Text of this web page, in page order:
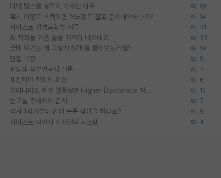
미박 탑스쿨 유학이 빡세진 이유 19
혹시 이정도 스펙이면 어느정도 잡고 준비해야하나요? 14
카이스트 경영공학부 서류 31
AI 학회들 거품 슬슬 지적이 나오네요 33
근데 여기는 왜 그렇게 SPK를 물어보는거임? 19
면접 복장 9
편입생 학부연구생 질문 7
세컨티어 학회의 위상 6
우리나라도 학구 열풍보면 Higher Doctorate 학위가 필요하다고 봅니다. 14
연구실 후배와의 관계 7
석사 1학기부터 원래 논문 작성을 하나요? 9
카이스트 뇌인지 사전컨택 시스템 4